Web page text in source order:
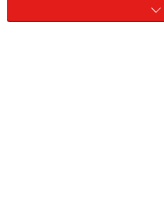
園内には、国の重要文化財